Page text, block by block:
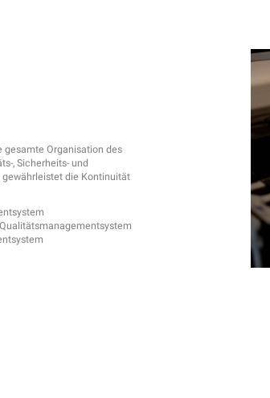
gesamte Organisation des
, Sicherheits- und
die Kontinuität